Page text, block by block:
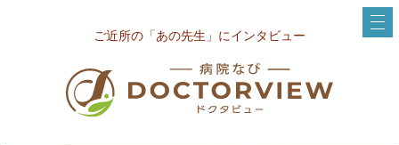
ご近所の「あの先生」にインタビュー